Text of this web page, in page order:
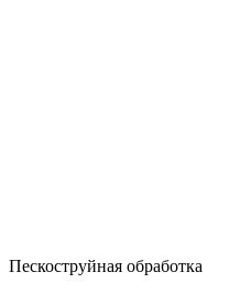
Пескоструйная обработка